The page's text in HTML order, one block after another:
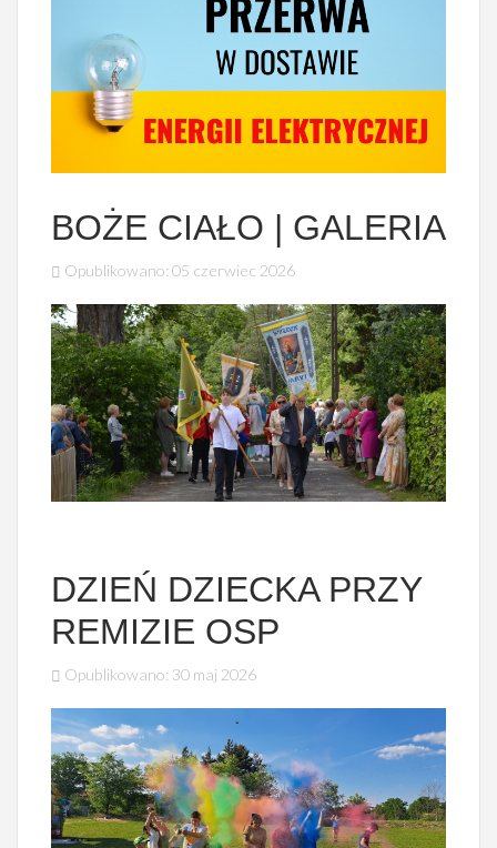
BOŻE CIAŁO | GALERIA
Opublikowano: 05 czerwiec 2026
DZIEŃ DZIECKA PRZY
REMIZIE OSP
Opublikowano: 30 maj 2026